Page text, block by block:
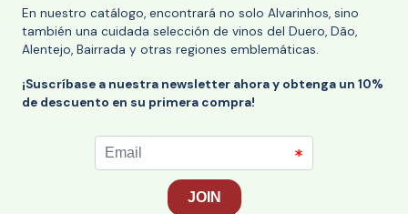
En nuestro catálogo, encontrará no solo Alvarinhos, sino
también una cuidada selección de vinos del Duero, Dão,
Alentejo, Bairrada y otras regiones emblemáticas.
¡Suscríbase a nuestra newsletter ahora y obtenga un 10%
de descuento en su primera compra!